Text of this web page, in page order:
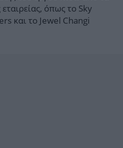
όπως το Sky
και το Jewel Changi